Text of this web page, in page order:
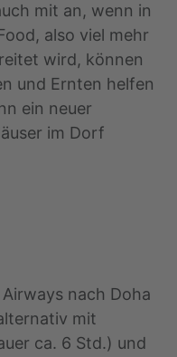
mit an, wenn in
also viel mehr
wird, können
und Ernten helfen
ein neuer
im Dorf
nach Doha
mit
ca. 6 Std.) und